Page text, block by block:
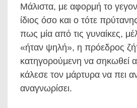
Μάλιστα, με αφορμή το
ίδιος όσο και ο τότε
πως μία από τις γυναίκες,
«ήταν ψηλή», η πρόεδρος
κατηγορούμενη να σηκωθεί
κάλεσε τον μάρτυρα να πει
αναγνωρίσει.